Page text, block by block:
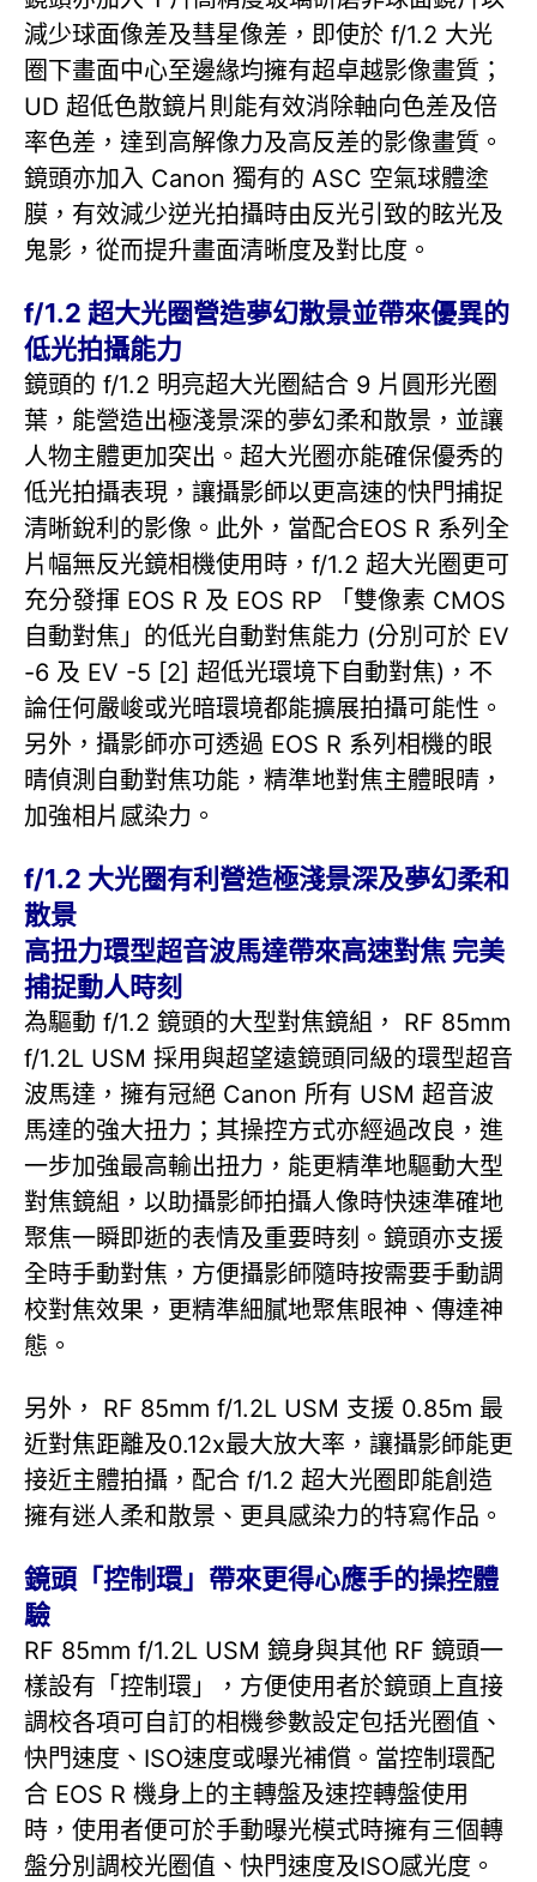
減少球面像差及彗星像差，即使於 f/1.2 大光
圈下畫面中心至邊緣均擁有超卓越影像畫質；
UD 超低色散鏡片則能有效消除軸向色差及倍
率色差，達到高解像力及高反差的影像畫質。
鏡頭亦加入 Canon 獨有的 ASC 空氣球體塗
膜，有效減少逆光拍攝時由反光引致的眩光及
鬼影，從而提升畫面清晰度及對比度。
f/1.2 超大光圈營造夢幻散景並帶來優異的
低光拍攝能力
鏡頭的 f/1.2 明亮超大光圈結合 9 片圓形光圈
葉，能營造出極淺景深的夢幻柔和散景，並讓
人物主體更加突出。超大光圈亦能確保優秀的
低光拍攝表現，讓攝影師以更高速的快門捕捉
清晰銳利的影像。此外，當配合EOS R 系列全
片幅無反光鏡相機使用時，f/1.2 超大光圈更可
充分發揮 EOS R 及 EOS RP 「雙像素 CMOS
自動對焦」的低光自動對焦能力 (分別可於 EV
-6 及 EV -5 [2] 超低光環境下自動對焦)，不
論任何嚴峻或光暗環境都能擴展拍攝可能性。
另外，攝影師亦可透過 EOS R 系列相機的眼
晴偵測自動對焦功能，精準地對焦主體眼晴，
加強相片感染力。
f/1.2 大光圈有利營造極淺景深及夢幻柔和
散景
高扭力環型超音波馬達帶來高速對焦 完美
捕捉動人時刻
為驅動 f/1.2 鏡頭的大型對焦鏡組， RF 85mm
f/1.2L USM 採用與超望遠鏡頭同級的環型超音
波馬達，擁有冠絕 Canon 所有 USM 超音波
馬達的強大扭力；其操控方式亦經過改良，進
一步加強最高輸出扭力，能更精準地驅動大型
對焦鏡組，以助攝影師拍攝人像時快速準確地
聚焦一瞬即逝的表情及重要時刻。鏡頭亦支援
全時手動對焦，方便攝影師隨時按需要手動調
校對焦效果，更精準細膩地聚焦眼神、傳達神
態。
另外， RF 85mm f/1.2L USM 支援 0.85m 最
近對焦距離及0.12x最大放大率，讓攝影師能更
接近主體拍攝，配合 f/1.2 超大光圈即能創造
擁有迷人柔和散景、更具感染力的特寫作品。
鏡頭「控制環」帶來更得心應手的操控體
驗
RF 85mm f/1.2L USM 鏡身與其他 RF 鏡頭一
樣設有「控制環」，方便使用者於鏡頭上直接
調校各項可自訂的相機參數設定包括光圈值、
快門速度、ISO速度或曝光補償。當控制環配
合 EOS R 機身上的主轉盤及速控轉盤使用
時，使用者便可於手動曝光模式時擁有三個轉
盤分別調校光圈值、快門速度及ISO感光度。